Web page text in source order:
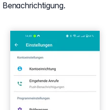
Show larger version
Benachrichtigung.